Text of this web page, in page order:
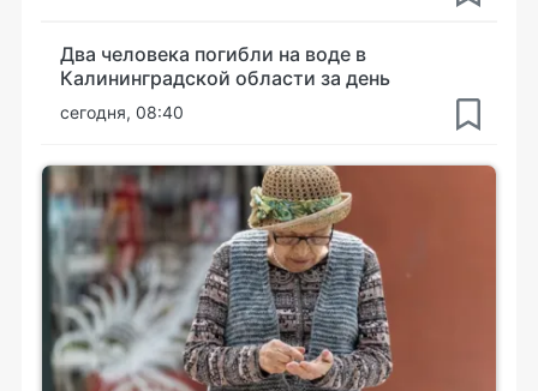
Два человека погибли на воде в
Калининградской области за день
сегодня, 08:40